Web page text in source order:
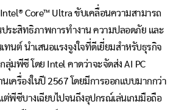
Intel® Core™ Ultra ขับเคลื่อนความสามารถ
ประสิทธิภาพการทำงาน ความปลอดภัย และ
ทนต์ นำเสนอแรงจูงใจที่ดีเยี่ยมสำหรับธุรกิจ
กลุ่มพีซี โดย Intel คาดว่าจะจัดส่ง AI PC
เครื่องในปี 2567 โดยมีการออกแบบมากกว่า
ต่พีซีบางเฉียบไปจนถึงอุปกรณ์เล่นเกมมือถือ